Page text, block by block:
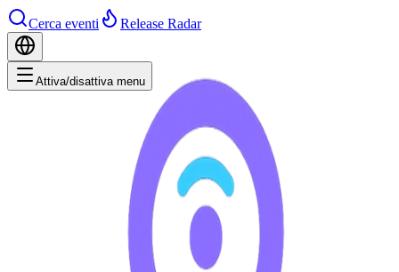
Cerca eventi Release Radar
Attiva/disattiva menu